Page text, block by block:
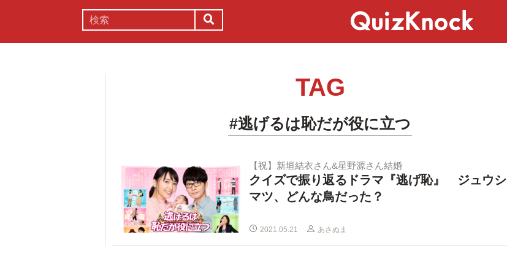
TAG
#逃げるは恥だが役に立つ
【祝】新垣結衣さん&星野源さん結婚
クイズで振り返るドラマ『逃げ恥』 ジュウシ
マツ、どんな鳥だった？
2021.05.21 あさぬま